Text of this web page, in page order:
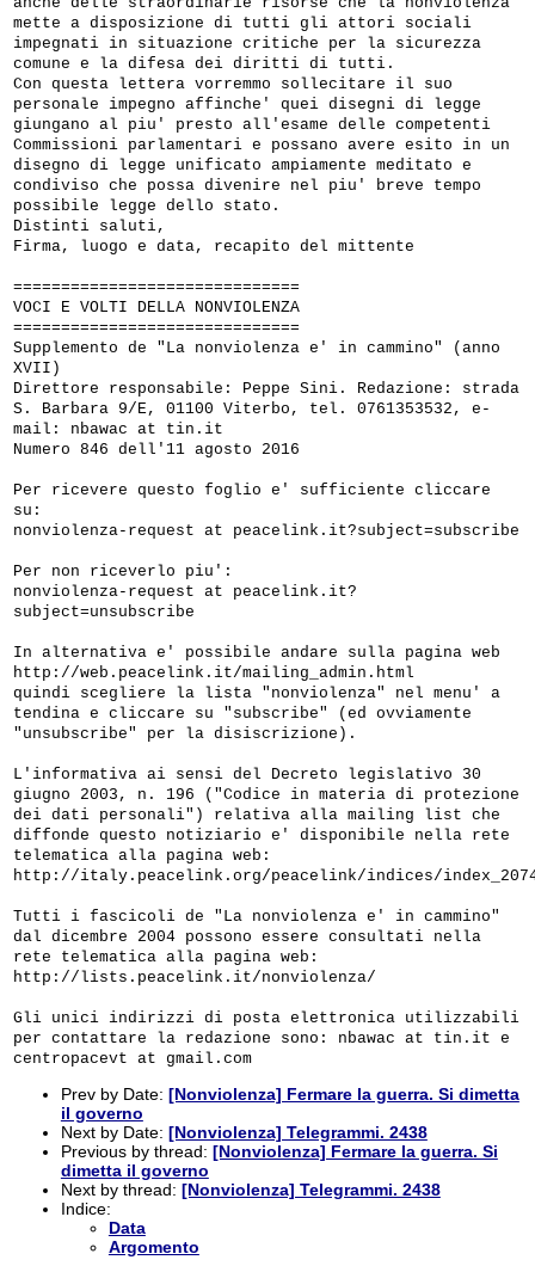
mette a disposizione di tutti gli attori sociali
impegnati in situazione critiche per la sicurezza
comune e la difesa dei diritti di tutti.
Con questa lettera vorremmo sollecitare il suo
personale impegno affinche' quei disegni di legge
giungano al piu' presto all'esame delle competenti
Commissioni parlamentari e possano avere esito in un
disegno di legge unificato ampiamente meditato e
condiviso che possa divenire nel piu' breve tempo
possibile legge dello stato.
Distinti saluti,
Firma, luogo e data, recapito del mittente
==============================
VOCI E VOLTI DELLA NONVIOLENZA
==============================
Supplemento de "La nonviolenza e' in cammino" (anno
XVII)
Direttore responsabile: Peppe Sini. Redazione: strada
S. Barbara 9/E, 01100 Viterbo, tel. 0761353532, e-
mail: nbawac at tin.it
Numero 846 dell'11 agosto 2016
Per ricevere questo foglio e' sufficiente cliccare
su:
nonviolenza-request at peacelink.it?subject=subscribe
Per non riceverlo piu':
nonviolenza-request at peacelink.it?
subject=unsubscribe
In alternativa e' possibile andare sulla pagina web
http://web.peacelink.it/mailing_admin.html
quindi scegliere la lista "nonviolenza" nel menu' a
tendina e cliccare su "subscribe" (ed ovviamente
"unsubscribe" per la disiscrizione).
L'informativa ai sensi del Decreto legislativo 30
giugno 2003, n. 196 ("Codice in materia di protezione
dei dati personali") relativa alla mailing list che
diffonde questo notiziario e' disponibile nella rete
telematica alla pagina web:
http://italy.peacelink.org/peacelink/indices/
Tutti i fascicoli de "La nonviolenza e' in cammino"
dal dicembre 2004 possono essere consultati nella
rete telematica alla pagina web:
http://lists.peacelink.it/nonviolenza/
Gli unici indirizzi di posta elettronica utilizzabili
per contattare la redazione sono: nbawac at tin.it e
centropacevt at gmail.com
Prev by Date: [Nonviolenza] Fermare la guerra. Si dimetta
il governo
Next by Date: [Nonviolenza] Telegrammi. 2438
Previous by thread: [Nonviolenza] Fermare la guerra. Si
dimetta il governo
Next by thread: [Nonviolenza] Telegrammi. 2438
Indice:
Data
Argomento